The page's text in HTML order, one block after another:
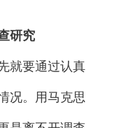
研究
要通过认真
况。用马克思